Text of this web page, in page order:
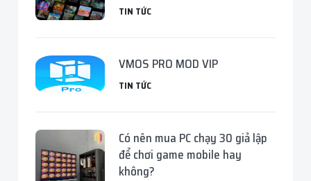
TIN TỨC
VMOS PRO MOD VIP
TIN TỨC
Có nên mua PC chạy 30 giả lập
để chơi game mobile hay
không?